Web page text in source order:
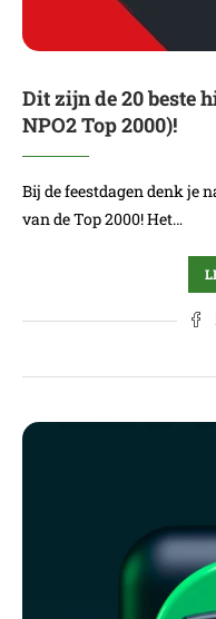
Dit zijn de 20 beste
NPO2 Top 2000)!
Bij de feestdagen denk je
van de Top 2000! Het…